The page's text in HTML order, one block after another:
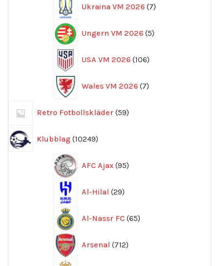
Ukraina VM 2026 7
produkter
Ungern VM 2026 5
produkter
USA VM 2026 106
produkter
Wales VM 2026 7
produkter
Retro Fotbollskläder 59
produkter
Klubblag 10249
produkter
AFC Ajax 95
produkter
Al-Hilal 29
produkter
Al-Nassr FC 65
produkter
Arsenal 712
produkter